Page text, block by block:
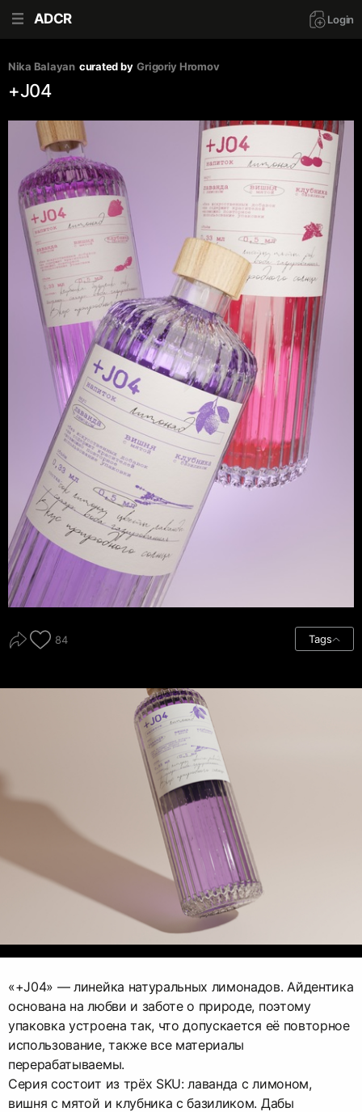
ADCR Login
Nika Balayan curated by Grigoriy Hromov
+J04
84 Tags
«+J04» — линейка натуральных лимонадов. Айдентика
основана на любви и заботе о природе, поэтому
упаковка устроена так, что допускается её повторное
использование, также все материалы
перерабатываемы.
Серия состоит из трёх SKU: лаванда с лимоном,
вишня с мятой и клубника с базиликом. Дабы